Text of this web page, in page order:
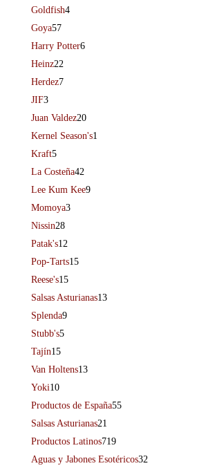
Goldfish4
Goya57
Harry Potter6
Heinz22
Herdez7
JIF3
Juan Valdez20
Kernel Season's1
Kraft5
La Costeña42
Lee Kum Kee9
Momoya3
Nissin28
Patak's12
Pop-Tarts15
Reese's15
Salsas Asturianas13
Splenda9
Stubb's5
Tajín15
Van Holtens13
Yoki10
Productos de España55
Salsas Asturianas21
Productos Latinos719
Aguas y Jabones Esotéricos32